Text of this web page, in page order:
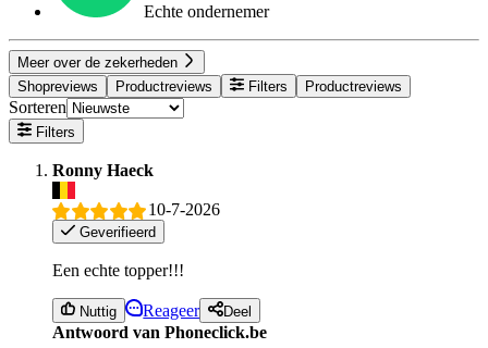
Echte ondernemer
Meer over de zekerheden
Shopreviews
Productreviews Filters Productreviews
Sorteren
Filters
Ronny Haeck
10-7-2026
Geverifieerd
Een echte topper!!!
Nuttig Reageer Deel
Antwoord van Phoneclick.be